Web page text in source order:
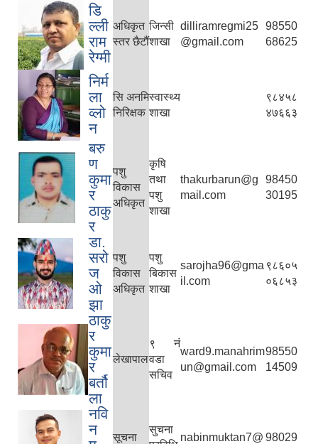
डि
ल्ली
राम
रेग्मी
अधिकृत
स्तर छैटौं
जिन्सी
शाखा
dilliramregmi25
@gmail.com
98550
68625
निर्म
ला
व्लो
न
सि अनमि
निरिक्षक
स्वास्थ्य
शाखा
९८४५८
४७६६३
बरु
ण
कुमा
र
ठाकु
र
पशु
विकास
अधिकृत
कृषि
तथा
पशु
शाखा
thakurbarun@g
mail.com
98450
30195
डा.
सरो
ज
ओ
झा
पशु
विकास
अधिकृत
पशु
बिकास
शाखा
sarojha96@gma
il.com
९८६०५
०६८५३
ठाकु
र
कुमा
र
बर्तौ
ला
लेखापाल
९ नं
वडा
सचिव
ward9.manahrim
un@gmail.com
98550
14509
नवि
न
सूचना
सुचना
nabinmuktan7@ 98029